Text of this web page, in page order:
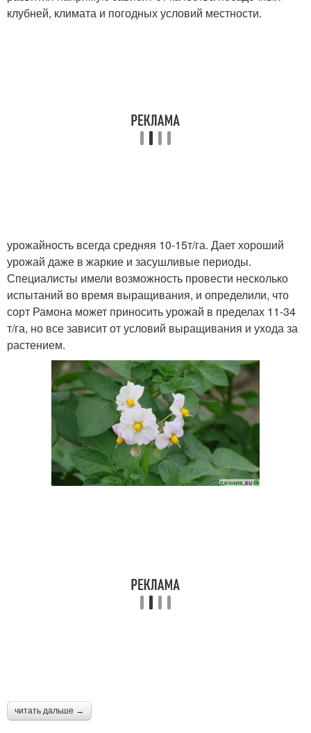
клубней, климата и погодных условий местности.
урожайность всегда средняя 10-15т/га. Дает хороший
урожай даже в жаркие и засушливые периоды.
Специалисты имели возможность провести несколько
испытаний во время выращивания, и определили, что
сорт Рамона может приносить урожай в пределах 11-34
т/га, но все зависит от условий выращивания и ухода за
растением.
читать дальше →